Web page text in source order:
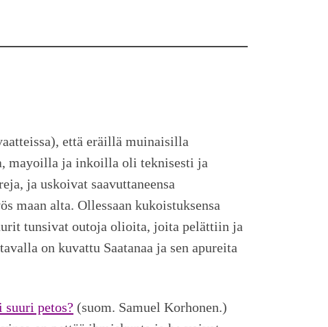
että eräillä muinaisilla
mayoilla ja inkoilla oli teknisesti ja
ja uskoivat saavuttaneensa
maan alta. Ollessaan kukoistuksensa
tunsivat outoja olioita, joita pelättiin ja
on kuvattu Saatanaa ja sen apureita
petos? (suom. Samuel Korhonen.)